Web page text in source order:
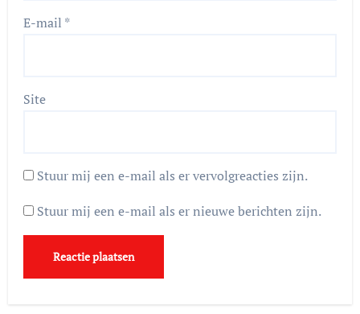
E-mail *
Site
Stuur mij een e-mail als er vervolgreacties zijn.
Stuur mij een e-mail als er nieuwe berichten zijn.